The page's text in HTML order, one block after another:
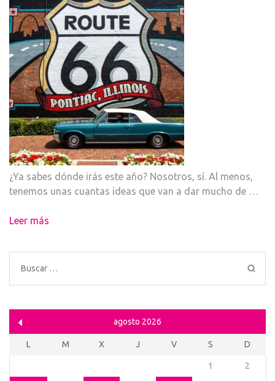
¿Ya sabes dónde irás este año? Nosotros, sí. Al menos,
tenemos unas cuantas ideas que van a dar mucho de …
Leer más
Buscar:
agosto 2026
L M X J V S D
1 2